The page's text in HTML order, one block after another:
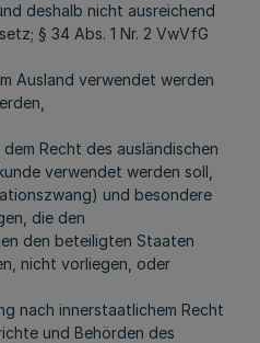
deshalb nicht ausreichend
§ 34 Abs. 1 Nr. 2 VwVfG
Ausland verwendet werden
Recht des ausländischen
verwendet werden soll,
und besondere
die den
den beteiligten Staaten
nicht vorliegen, oder
nach innerstaatlichem Recht
und Behörden des